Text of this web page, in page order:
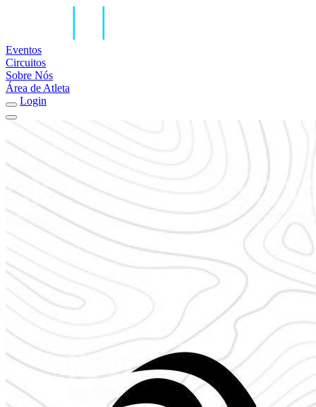
Eventos
Circuitos
Sobre Nós
Área de Atleta
Login